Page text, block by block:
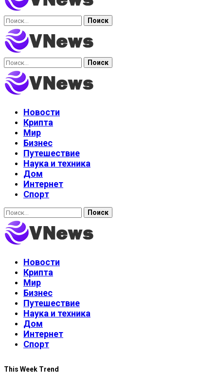
Найти:
Найти:
Новости
Крипта
Мир
Бизнес
Путешествие
Наука и техника
Дом
Интернет
Спорт
Найти:
Новости
Крипта
Мир
Бизнес
Путешествие
Наука и техника
Дом
Интернет
Спорт
This Week Trend